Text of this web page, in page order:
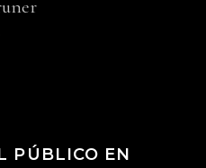
PÚBLICO EN